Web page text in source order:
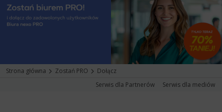
Strona główna Zostań PRO
Dołącz
Serwis dla Partnerów
Serwis dla mediów